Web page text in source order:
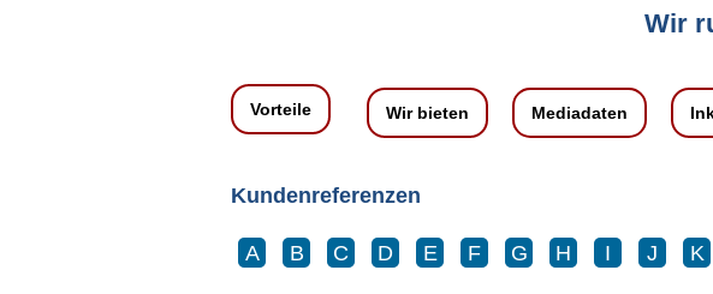
Wir
Vorteile Wir bieten Mediadaten
Kundenreferenzen
A B C D E F G H I J K